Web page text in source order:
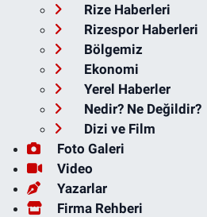
Rize Haberleri
Rizespor Haberleri
Bölgemiz
Ekonomi
Yerel Haberler
Nedir? Ne Değildir?
Dizi ve Film
Foto Galeri
Video
Yazarlar
Firma Rehberi